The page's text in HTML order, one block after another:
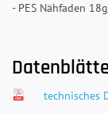
- PES Nähfaden
technisches